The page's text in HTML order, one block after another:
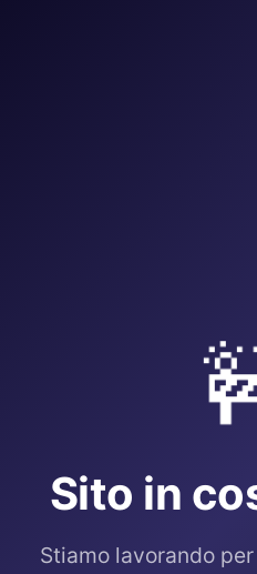
Sito in
Stiamo lavorando